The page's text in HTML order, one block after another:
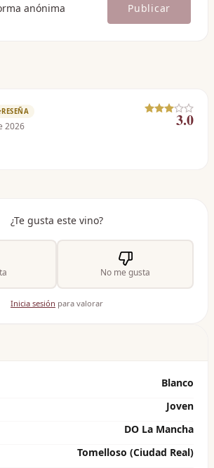
anónima Publicar
RESEÑA
2026 3.0
¿Te gusta este vino?
No me gusta
Inicia sesión para valorar
Blanco
Joven
DO La Mancha
Tomelloso (Ciudad Real)